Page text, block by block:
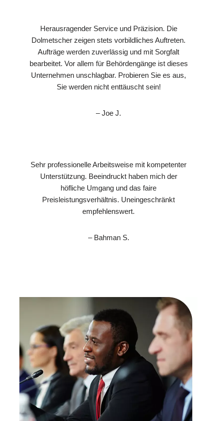
Herausragender Service und Präzision. Die
Dolmetscher zeigen stets vorbildliches Auftreten.
Aufträge werden zuverlässig und mit Sorgfalt
bearbeitet. Vor allem für Behördengänge ist dieses
Unternehmen unschlagbar. Probieren Sie es aus,
Sie werden nicht enttäuscht sein!
– Joe J.
Sehr professionelle Arbeitsweise mit kompetenter
Unterstützung. Beeindruckt haben mich der
höfliche Umgang und das faire
Preisleistungsverhältnis. Uneingeschränkt
empfehlenswert.
– Bahman S.